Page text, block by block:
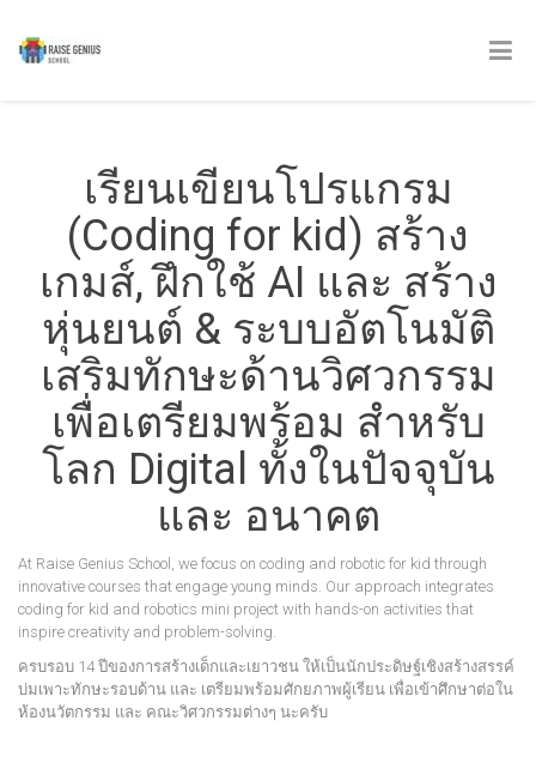
เรียนเขียนโปรแกรม
(Coding for kid) สร้าง
เกมส์, ฝึกใช้ AI และ สร้าง
หุ่นยนต์ & ระบบอัตโนมัติ
เสริมทักษะด้านวิศวกรรม
เพื่อเตรียมพร้อม สำหรับ
โลก Digital ทั้งในปัจจุบัน
และ อนาคต
At Raise Genius School, we focus on coding and robotic for kid through
innovative courses that engage young minds. Our approach integrates
coding for kid and robotics mini project with hands-on activities that
inspire creativity and problem-solving.
ครบรอบ 14 ปีของการสร้างเด็กและเยาวชน ให้เป็นนักประดิษฐ์เชิงสร้างสรรค์
บ่มเพาะทักษะรอบด้าน และ เตรียมพร้อมศักยภาพผู้เรียน เพื่อเข้าศึกษาต่อใน
ห้องนวัตกรรม และ คณะวิศวกรรมต่างๆ นะครับ